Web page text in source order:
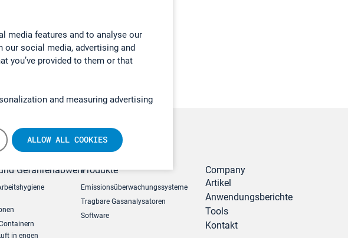
media features and to analyse our
social media, advertising and
you’ve provided to them or that
and measuring advertising
ALLOW ALL COOKIES
Gefahrenabwehr
in engen
Produkte
Emissionsüberwachungssysteme
Tragbare Gasanalysatoren
Software
Company
Artikel
Anwendungsberichte
Tools
Kontakt